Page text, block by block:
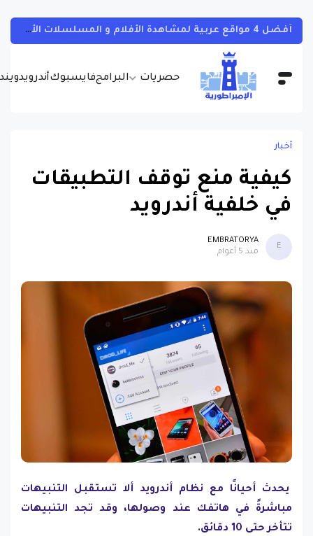
حصريات البرامجفايسبوكأندرويد
تطبيق صيني جديد يظهر كلمة سر شبكة الواي فاي المتصل بها بسهولة تامة وبدون روت
أخبار
كيفية منع توقف التطبيقات
في خلفية أندرويد
E
EMBRATORYA
منذ 5 أعوام
يحدث أحيانًا مع نظام أندرويد ألا تستقبل التنبيهات
مباشرةً في هاتفك عند وصولها، وقد تجد التنبيهات
تتأخر حتى 10 دقائق.